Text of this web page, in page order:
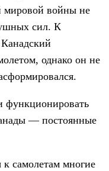
мировой войны не
сил. К
однако он не
функционировать
— постоянные
самолетам многие